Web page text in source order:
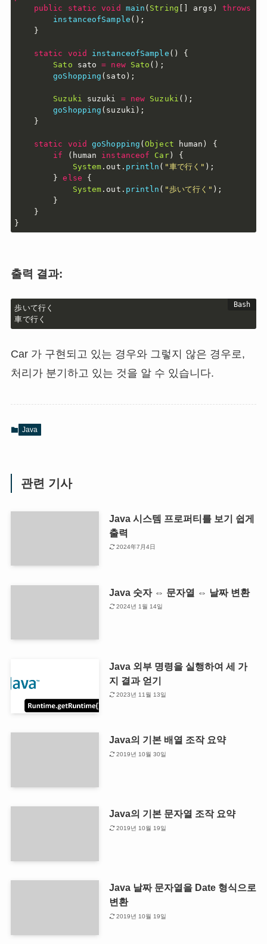
public
static void main ( String [ ] args ) throws
instanceofSample ( ) ;
}
static void instanceofSample ( )
{
Sato sato = new Sato ( ) ;
goShopping ( sato ) ;
Suzuki suzuki = new Suzuki ( ) ;
goShopping ( suzuki ) ;
}
static void goShopping (Object human )
{
if
( human instanceof Car)
{
System . out . println ( "車で行く" ) ;
}
else
{
System . out . println ( "歩いて行く" ) ;
}
}
}
출력 결과:
歩いて行く
車で行く
Car 가 구현되고 있는 경우와 그렇지 않은 경우로,
처리가 분기하고 있는 것을 알 수 있습니다.
Java
관련 기사
Java 시스템 프로퍼티를 보기 쉽게
출력
2024年7月4日
Java 숫자 ⇔ 문자열 ⇔ 날짜 변환
2024년 1월 14일
Java 외부 명령을 실행하여 세 가
지 결과 얻기
2023년 11월 13일
Java의 기본 배열 조작 요약
2019년 10월 30일
Java의 기본 문자열 조작 요약
2019년 10월 19일
Java 날짜 문자열을 Date 형식으로
변환
2019년 10월 19일